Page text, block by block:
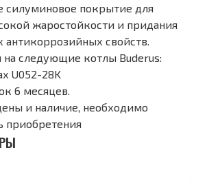
силуминовое покрытие для
жаростойкости и придания
антикоррозийных свойств.
на следующие котлы Buderus:
U052-28K
6 месяцев.
и наличие, необходимо
приобретения